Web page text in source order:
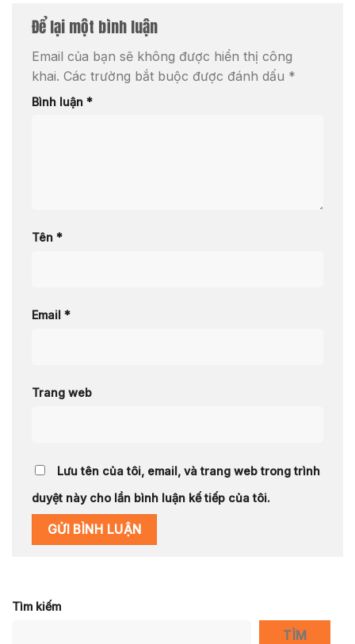
Để lại một bình luận
Email của bạn sẽ không được hiển thị công
khai. Các trường bắt buộc được đánh dấu *
Bình luận *
Tên *
Email *
Trang web
Lưu tên của tôi, email, và trang web trong trình
duyệt này cho lần bình luận kế tiếp của tôi.
Tìm kiếm
TÌM